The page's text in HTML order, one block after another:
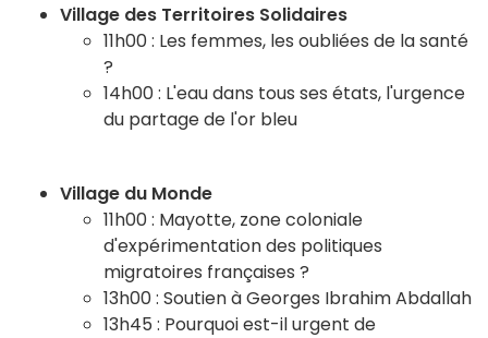
Village des Territoires Solidaires
11h00 : Les femmes, les oubliées de la santé
?
14h00 : L'eau dans tous ses états, l'urgence
du partage de l'or bleu
Village du Monde
11h00 : Mayotte, zone coloniale
d'expérimentation des politiques
migratoires françaises ?
13h00 : Soutien à Georges Ibrahim Abdallah
13h45 : Pourquoi est-il urgent de